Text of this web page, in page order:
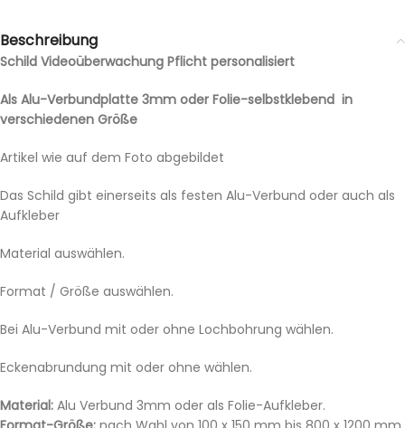
Beschreibung
Schild Videoüberwachung Pflicht personalisiert
Als Alu-Verbundplatte 3mm oder Folie-selbstklebend in
verschiedenen Größe
Artikel wie auf dem Foto abgebildet
Das Schild gibt einerseits als festen Alu-Verbund oder auch als
Aufkleber
Material auswählen.
Format / Größe auswählen.
Bei Alu-Verbund mit oder ohne Lochbohrung wählen.
Eckenabrundung mit oder ohne wählen.
Material: Alu Verbund 3mm oder als Folie-Aufkleber.